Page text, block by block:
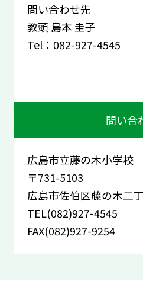
問い合わせ先
教頭 島本 圭子
Tel：082-927-4545
問い合
広島市立藤の木小学校
〒731-5103
広島市佐伯区藤の木二
TEL(082)927-4545
FAX(082)927-9254